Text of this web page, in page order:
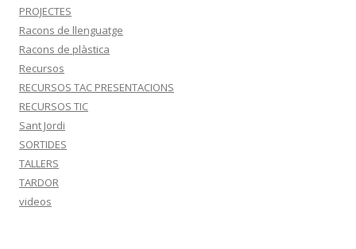
PROJECTES
Racons de llenguatge
Racons de plàstica
Recursos
RECURSOS TAC PRESENTACIONS
RECURSOS TIC
Sant Jordi
SORTIDES
TALLERS
TARDOR
videos